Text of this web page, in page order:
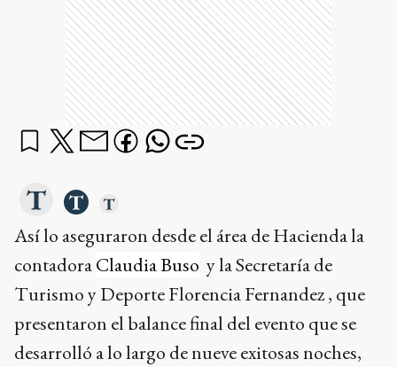
Así lo aseguraron desde el área de Hacienda la
contadoraClaudia Buso y la Secretaría de
Turismo y Deporte Florencia Fernandez , que
presentaron el balance final del evento que se
desarrolló a lo largo de nueve exitosas noches,